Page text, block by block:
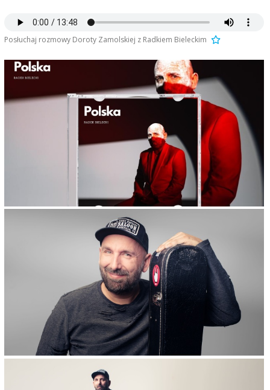
Posłuchaj rozmowy Doroty Zamolskiej z Radkiem Bieleckim